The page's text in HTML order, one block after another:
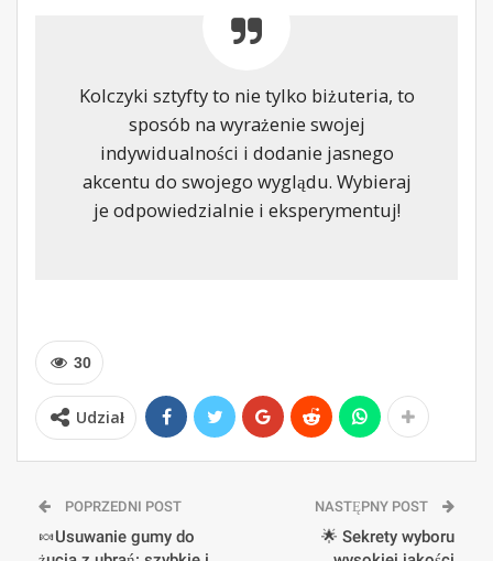
Kolczyki sztyfty to nie tylko biżuteria, to
sposób na wyrażenie swojej
indywidualności i dodanie jasnego
akcentu do swojego wyglądu. Wybieraj
je odpowiedzialnie i eksperymentuj!
30
Udział
POPRZEDNI POST
🍬Usuwanie gumy do
NASTĘPNY POST
🌟 Sekrety wyboru